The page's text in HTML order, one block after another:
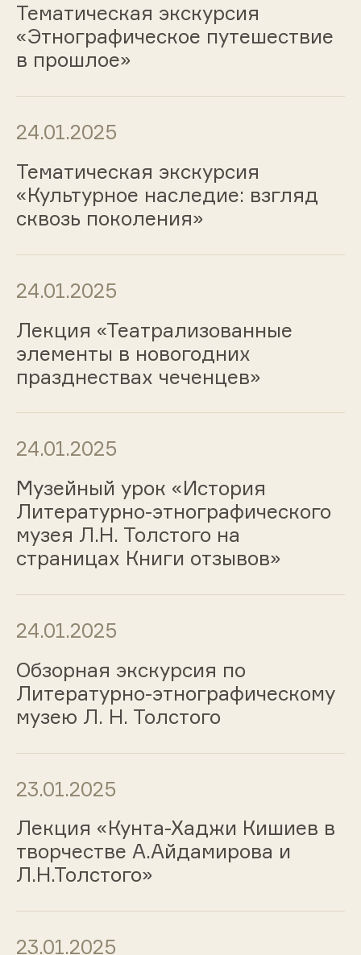
Тематическая экскурсия
«Этнографическое путешествие
в прошлое»
24.01.2025
Тематическая экскурсия
«Культурное наследие: взгляд
сквозь поколения»
24.01.2025
Лекция «Театрализованные
элементы в новогодних
празднествах чеченцев»
24.01.2025
Музейный урок «История
Литературно-этнографического
музея Л.Н. Толстого на
страницах Книги отзывов»
24.01.2025
Обзорная экскурсия по
Литературно-этнографическому
музею Л. Н. Толстого
23.01.2025
Лекция «Кунта-Хаджи Кишиев в
творчестве А.Айдамирова и
Л.Н.Толстого»
23.01.2025